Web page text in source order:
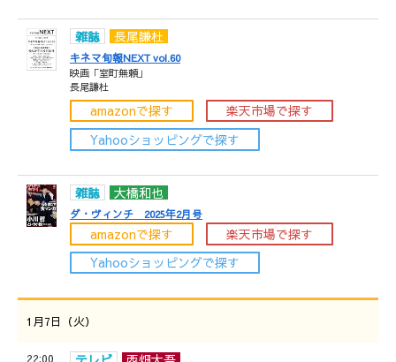
雑誌 長尾謙杜
キネマ旬報NEXT vol.60
映画「室町無頼」
長尾謙杜
amazonで探す
楽天市場で探す
Yahooショッピングで探す
雑誌 大橋和也
ダ・ヴィンチ 2025年2月号
amazonで探す
楽天市場で探す
Yahooショッピングで探す
1月7日（火）
22:00